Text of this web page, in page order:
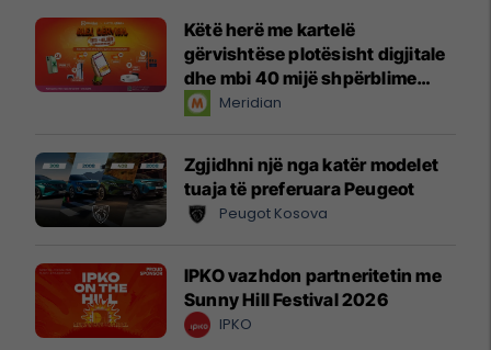
Këtë herë me kartelë
gërvishtëse plotësisht digjitale
dhe mbi 40 mijë shpërblime
instant!Meridian
Zgjidhni një nga katër modelet
tuaja të preferuara Peugeot
Peugot Kosova
IPKO vazhdon partneritetin me
Sunny Hill Festival 2026
IPKO